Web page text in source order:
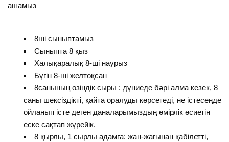
ашамыз
8ші сыныптамыз
Сыныпта 8 қыз
Халықаралық 8-ші наурыз
Бүгін 8-ші желтоқсан
8санының өзіндік сыры : дүниеде бәрі алма кезек, 8
саны шексіздікті, қайта оралуды көрсетеді, не істесеңде
ойланып істе деген даналарымыздың өмірлік өсиетін
еске сақтап жүрейік.
8 қырлы, 1 сырлы адамға: жан-жағынан қабілетті,